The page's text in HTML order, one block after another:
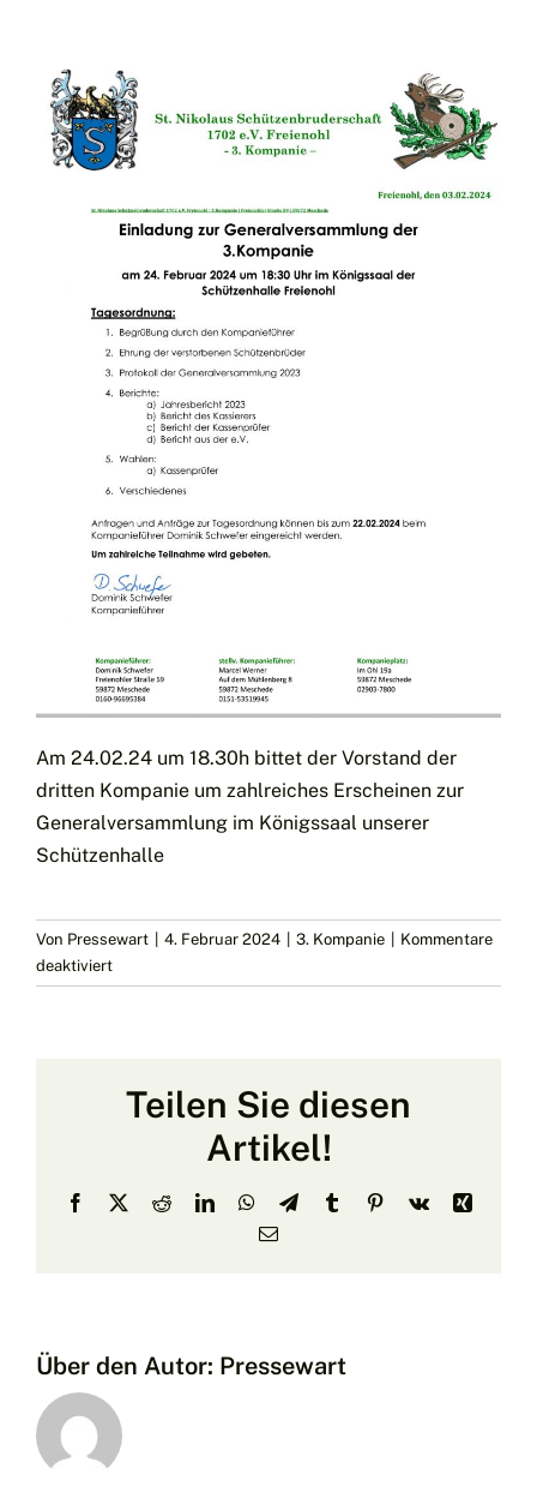
Am 24.02.24 um 18.30h bittet der Vorstand der
dritten Kompanie um zahlreiches Erscheinen zur
Generalversammlung im Königssaal unserer
Schützenhalle
Von Pressewart 4. Februar 2024 3. Kompanie
Kommentare
deaktiviertfür
Generalversammlung
Teilen Sie diesen
Artikel!
Facebook
X RedditLinkedInWhatsApp
TelegramTumblrPinterest
Vk
Xing
E-
Über den Autor: Pressewart